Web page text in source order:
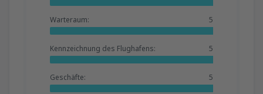
Warteraum: 5
Kennzeichnung des Flughafens: 5
Geschäfte: 5